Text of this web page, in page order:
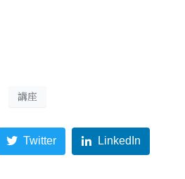
講座
Twitter LinkedIn